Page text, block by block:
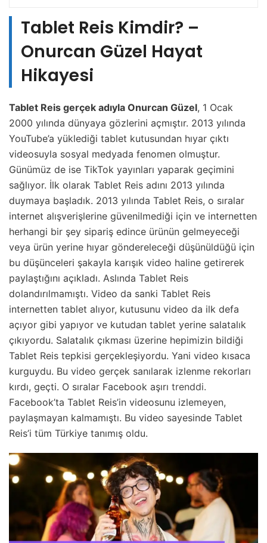
Tablet Reis Kimdir? –
Onurcan Güzel Hayat
Hikayesi
Tablet Reis gerçek adıyla Onurcan Güzel, 1 Ocak
2000 yılında dünyaya gözlerini açmıştır. 2013 yılında
YouTube’a yüklediği tablet kutusundan hıyar çıktı
videosuyla sosyal medyada fenomen olmuştur.
Günümüz de ise TikTok yayınları yaparak geçimini
sağlıyor. İlk olarak Tablet Reis adını 2013 yılında
duymaya başladık. 2013 yılında Tablet Reis, o sıralar
internet alışverişlerine güvenilmediği için ve internetten
herhangi bir şey sipariş edince ürünün gelmeyeceği
veya ürün yerine hıyar göndereleceği düşünüldüğü için
bu düşünceleri şakayla karışık video haline getirerek
paylaştığını açıkladı. Aslında Tablet Reis
dolandırılmamıştı. Video da sanki Tablet Reis
internetten tablet alıyor, kutusunu video da ilk defa
açıyor gibi yapıyor ve kutudan tablet yerine salatalık
çıkıyordu. Salatalık çıkması üzerine hepimizin bildiği
Tablet Reis tepkisi gerçekleşiyordu. Yani video kısaca
kurguydu. Bu video gerçek sanılarak izlenme rekorları
kırdı, geçti. O sıralar Facebook aşırı trenddi.
Facebook’ta Tablet Reis’in videosunu izlemeyen,
paylaşmayan kalmamıştı. Bu video sayesinde Tablet
Reis’i tüm Türkiye tanımış oldu.